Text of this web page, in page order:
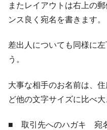
またレイアウトは右上の
ンス良く宛名を書きます。
差出人についても同様に
う。
大事な相手のお名前は、
ど他の文字サイズに比べ
■ 取引先へのハガキ 宛